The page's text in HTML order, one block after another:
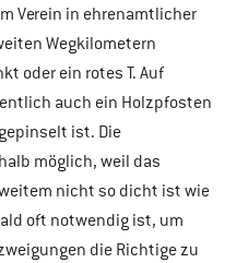
Verein in ehrenamtlicher
Wegkilometern
oder ein rotes T. Auf
auch ein Holzpfosten
ist. Die
möglich, weil das
nicht so dicht ist wie
oft notwendig ist, um
die Richtige zu